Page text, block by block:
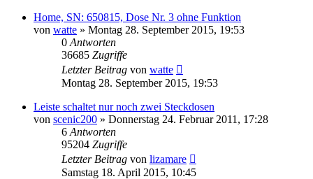
Home, SN: 650815, Dose Nr. 3 ohne Funktion
von watte » Montag 28. September 2015, 19:53
0 Antworten
36685 Zugriffe
Letzter Beitrag von watte
Montag 28. September 2015, 19:53
Leiste schaltet nur noch zwei Steckdosen
von scenic200 » Donnerstag 24. Februar 2011, 17:28
6 Antworten
95204 Zugriffe
Letzter Beitrag von lizamare
Samstag 18. April 2015, 10:45